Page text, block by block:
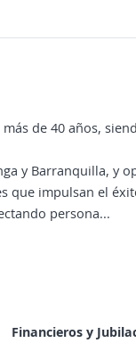
de 40 años,
y Barranquilla, y
que impulsan el
persona...
Financieros y